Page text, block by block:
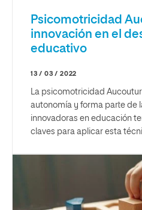
Psicomotricidad
innovación en el
educativo
13 / 03 / 2022
La psicomotricidad
autonomía y forma parte de
innovadoras en educación
claves para aplicar esta